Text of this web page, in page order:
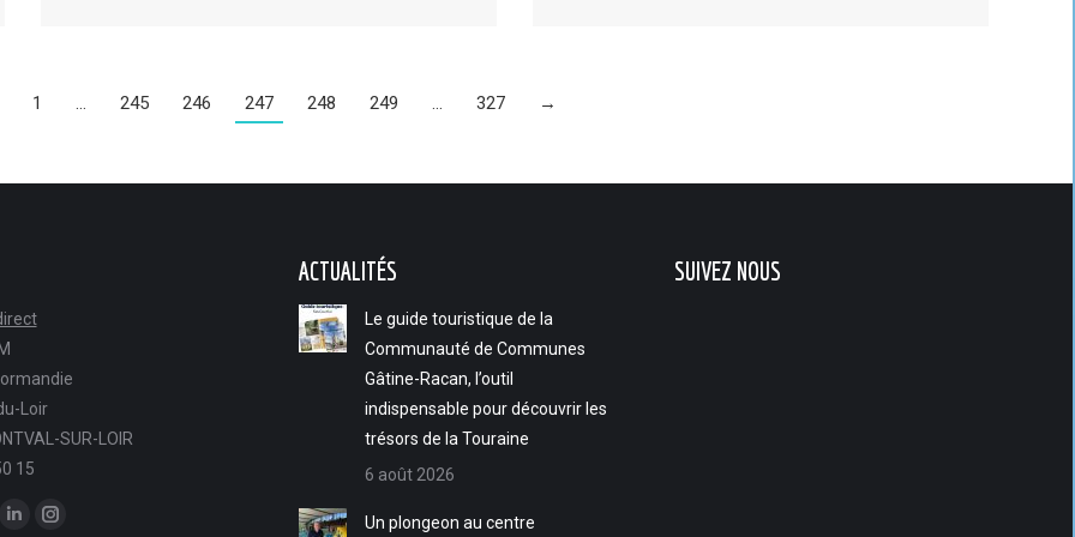
1 … 245 246 247 248 249 … 327 →
Loir
SUR-LOIR
15
sur :
LinkedInInstagram
ACTUALITÉS
Le guide touristique de la
Communauté de Communes
Gâtine-Racan, l’outil
indispensable pour découvrir les
trésors de la Touraine
6 août 2026
Un plongeon au centre
SUIVEZ NOUS